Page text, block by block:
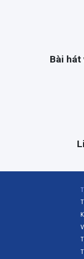
Bài hát